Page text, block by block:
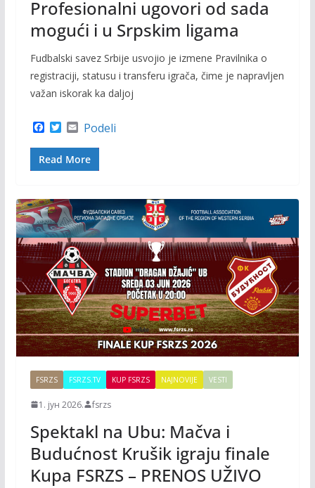
Profesionalni ugovori od sada
mogući i u Srpskim ligama
Fudbalski savez Srbije usvojio je izmene Pravilnika o
registraciji, statusu i transferu igrača, čime je napravljen
važan iskorak ka daljoj
F
c
e
b
k
T
i
t
t
E
a
i
l
Podeli
Read More
FSRZS FSRZS.TV KUP FSRZS NAJNOVIJE VESTI
1. јун 2026. fsrzs
Spektakl na Ubu: Mačva i
Budućnost Krušik igraju finale
Kupa FSRZS – PRENOS UŽIVO